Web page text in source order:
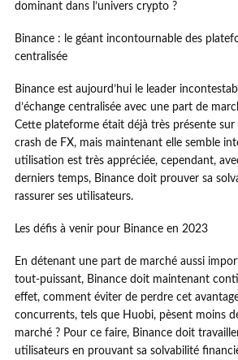
dominant dans l’univers crypto ?
Binance : le géant incontournable des
centralisée
Binance est aujourd’hui le leader
d’échange centralisée avec une part de
Cette plateforme était déjà très présente sur
crash de FX, mais maintenant elle semble
utilisation est très appréciée, cependant,
derniers temps, Binance doit prouver sa
rassurer ses utilisateurs.
Les défis à venir pour Binance en 2023
En détenant une part de marché aussi
tout-puissant, Binance doit maintenant
effet, comment éviter de perdre cet
concurrents, tels que Huobi, pèsent moins
marché ? Pour ce faire, Binance doit
utilisateurs en prouvant sa solvabilité